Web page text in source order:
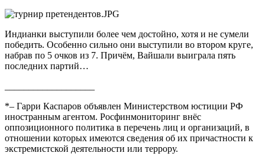
Индианки выступили более чем достойно, хотя и не сумели
победить. Особенно сильно они выступили во втором круге,
набрав по 5 очков из 7. Причём, Вайшали выиграла пять
последних партий…
*– Гарри Каспаров объявлен Министерством юстиции РФ
иностранным агентом. Росфинмониторинг внёс
оппозиционного политика в перечень лиц и организаций, в
отношении которых имеются сведения об их причастности к
экстремистской деятельности или террору.